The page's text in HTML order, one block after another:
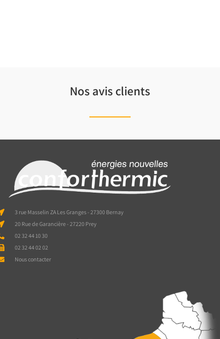
Nos avis clients
3 rue Masselin ZA Les Granges - 27300 Bernay
20 Rue de Garancière - 27220 Prey
02 32 44 10 30
02 32 44 02 02
Nous contacter